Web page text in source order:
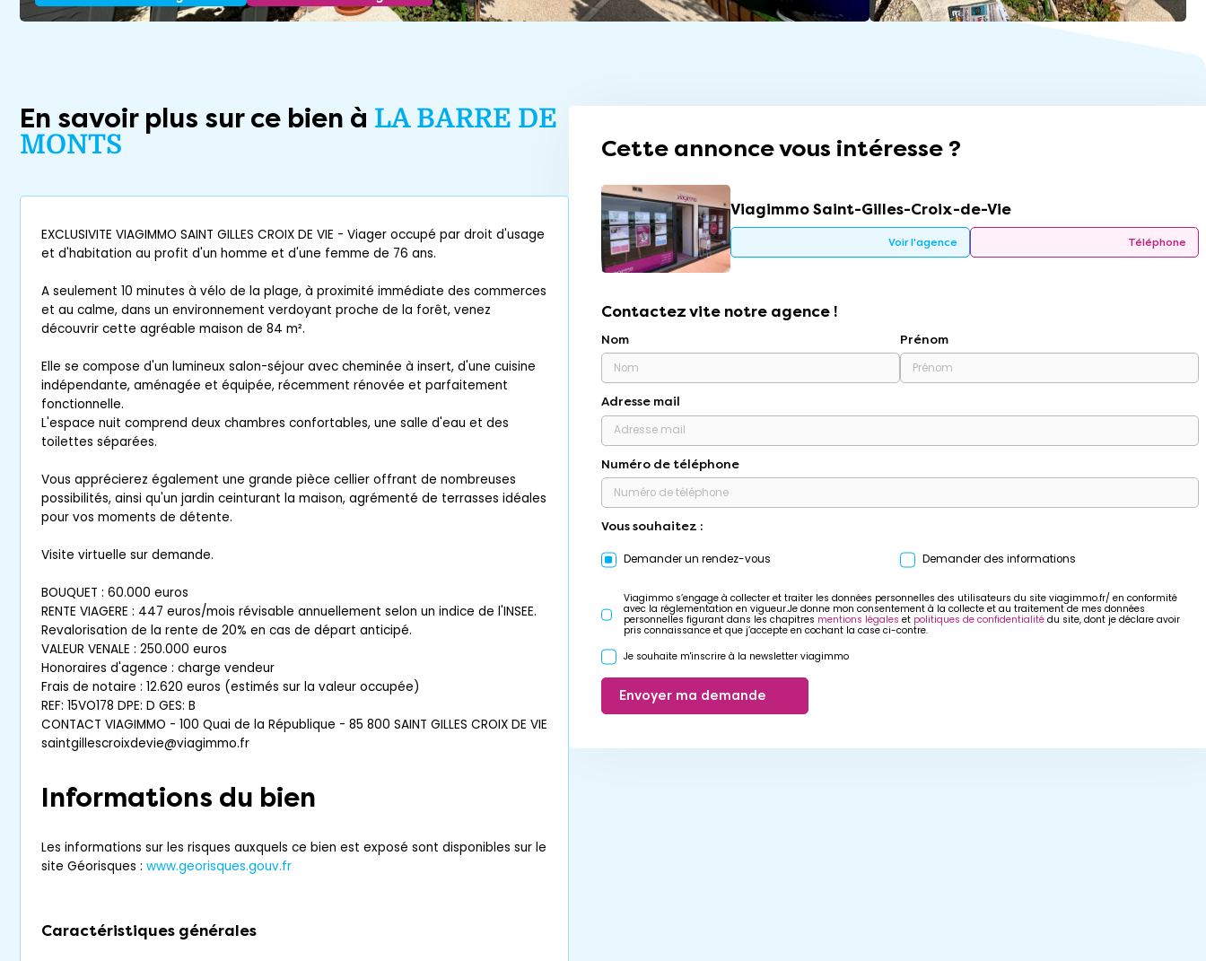
En savoir plus sur ce bien à LA BARRE DE
MONTS
EXCLUSIVITE VIAGIMMO SAINT GILLES CROIX DE VIE - Viager occupé par droit d'usage
et d'habitation au profit d'un homme et d'une femme de 76 ans.
A seulement 10 minutes à vélo de la plage, à proximité immédiate des commerces
et au calme, dans un environnement verdoyant proche de la forêt, venez
découvrir cette agréable maison de 84 m².
Elle se compose d'un lumineux salon-séjour avec cheminée à insert, d'une cuisine
indépendante, aménagée et équipée, récemment rénovée et parfaitement
fonctionnelle.
L'espace nuit comprend deux chambres confortables, une salle d'eau et des
toilettes séparées.
Vous apprécierez également une grande pièce cellier offrant de nombreuses
possibilités, ainsi qu'un jardin ceinturant la maison, agrémenté de terrasses idéales
pour vos moments de détente.
Visite virtuelle sur demande.
BOUQUET : 60.000 euros
RENTE VIAGERE : 447 euros/mois révisable annuellement selon un indice de l'INSEE.
Revalorisation de la rente de 20% en cas de départ anticipé.
VALEUR VENALE : 250.000 euros
Honoraires d'agence : charge vendeur
Frais de notaire : 12.620 euros (estimés sur la valeur occupée)
REF: 15VO178 DPE: D GES: B
CONTACT VIAGIMMO - 100 Quai de la République - 85 800 SAINT GILLES CROIX DE VIE
saintgillescroixdevie@viagimmo.fr
Informations du bien
Les informations sur les risques auxquels ce bien est exposé sont disponibles sur le
site Géorisques : www.georisques.gouv.fr
Caractéristiques générales
Cette annonce vous intéresse ?
Viagimmo Saint-Gilles-Croix-de-Vie
Voir l'agence Téléphone
Contactez vite notre agence !
Nom Prénom
Adresse mail
Numéro de téléphone
Vous souhaitez :
Demander un rendez-vous Demander des informations
Viagimmo s’engage à collecter et traiter les données personnelles des utilisateurs du site viagimmo.fr/ en conformité
avec la réglementation en vigueur.Je donne mon consentement à la collecte et au traitement de mes données
personnelles figurant dans les chapitres mentions légales et politiques de confidentialité du site, dont je déclare avoir
pris connaissance et que j’accepte en cochant la case ci-contre.
Je souhaite m'inscrire à la newsletter viagimmo
Envoyer ma demande